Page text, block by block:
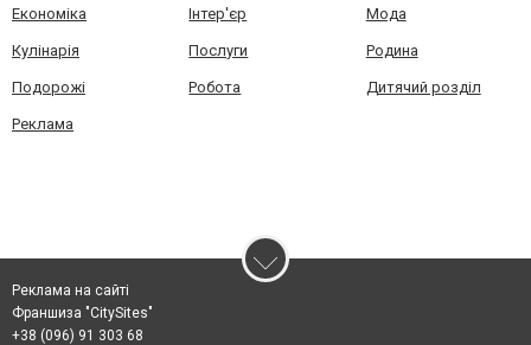
Економіка Інтер'єр Мода
Кулінарія Послуги Родина
Подорожі Робота Дитячий розділ
Реклама
Реклама на сайті
Франшиза "CitySites"
+38 (096) 91 303 68